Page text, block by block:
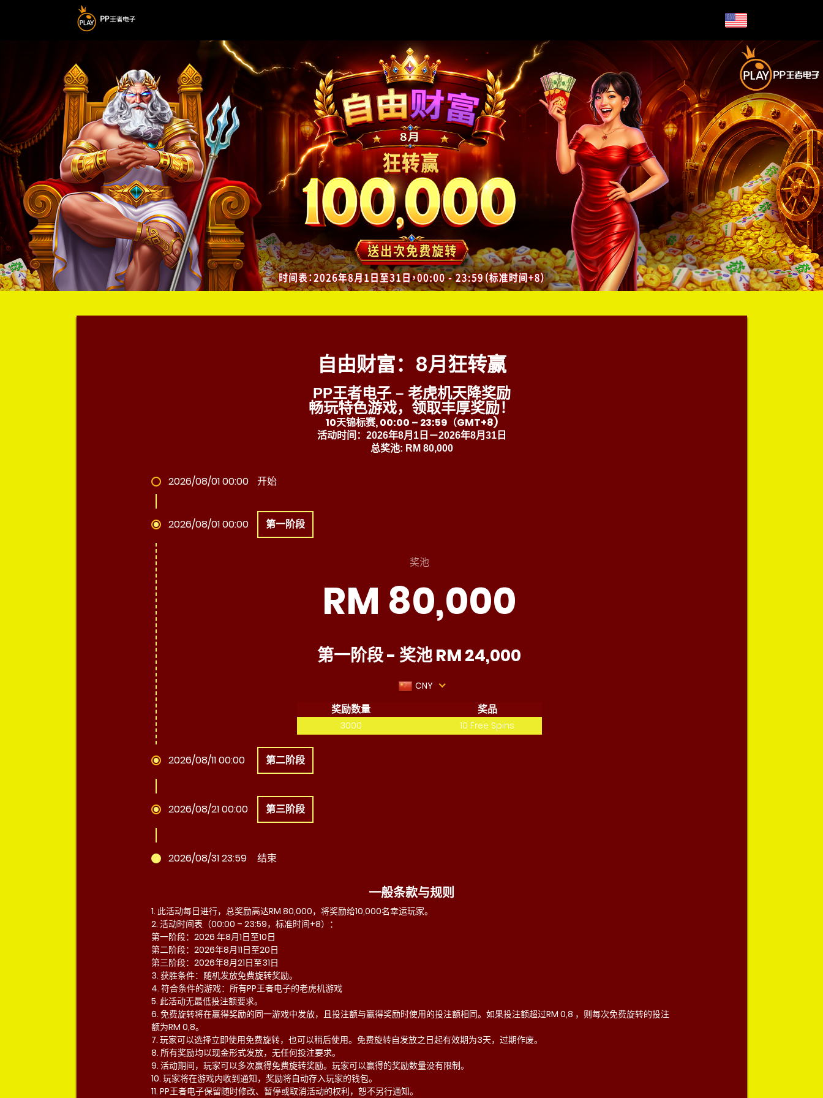
自由财富：8月狂转赢
PP王者电子 – 老虎机天降奖励
畅玩特色游戏，领取丰厚奖励！
10天锦标赛, 00:00 – 23:59（GMT+8)
活动时间：2026年8月1日－2026年8月31日
总奖池: RM 80,000
2026/08/01 00:00 开始
2026/08/01 00:00 第一阶段
奖池
RM 80,000
第一阶段 - 奖池 RM 24,000
CNY
奖励数量 奖品
3000 10 Free Spins
2026/08/11 00:00 第二阶段
2026/08/21 00:00 第三阶段
2026/08/31 23:59 结束
一般条款与规则
1. 此活动每日进行，总奖励高达RM 80,000，将奖励给10,000名幸运玩家。
2. 活动时间表（00:00 – 23:59，标准时间+8）：
第一阶段：2026 年8月1日至10日
第二阶段：2026年8月11日至20日
第三阶段：2026年8月21日至31日
3. 获胜条件：随机发放免费旋转奖励。
4. 符合条件的游戏：所有PP王者电子的老虎机游戏
5. 此活动无最低投注额要求。
6. 免费旋转将在赢得奖励的同一游戏中发放，且投注额与赢得奖励时使用的投注额相同。如果投注额超过RM 0,8 ，则每次免费旋转的投注
额为RM 0,8。
7. 玩家可以选择立即使用免费旋转，也可以稍后使用。免费旋转自发放之日起有效期为3天，过期作废。
8. 所有奖励均以现金形式发放，无任何投注要求。
9. 活动期间，玩家可以多次赢得免费旋转奖励。玩家可以赢得的奖励数量没有限制。
10. 玩家将在游戏内收到通知，奖励将自动存入玩家的钱包。
11. PP王者电子保留随时修改、暂停或取消活动的权利，恕不另行通知。